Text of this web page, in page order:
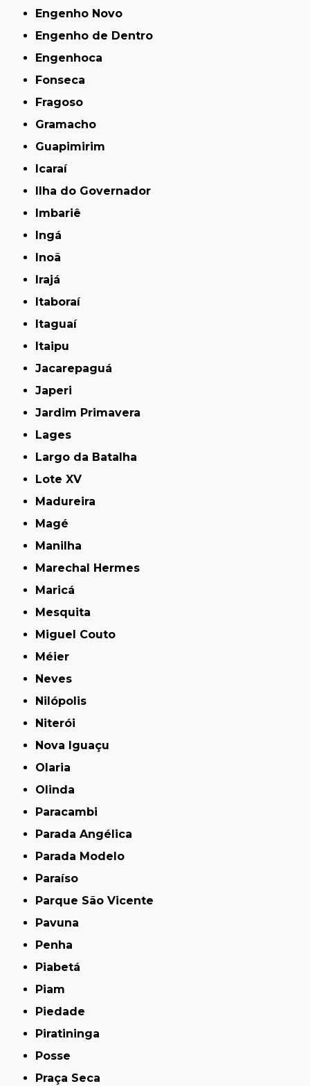
Engenho Novo
Engenho de Dentro
Engenhoca
Fonseca
Fragoso
Gramacho
Guapimirim
Icaraí
Ilha do Governador
Imbariê
Ingá
Inoã
Irajá
Itaboraí
Itaguaí
Itaipu
Jacarepaguá
Japeri
Jardim Primavera
Lages
Largo da Batalha
Lote XV
Madureira
Magé
Manilha
Marechal Hermes
Maricá
Mesquita
Miguel Couto
Méier
Neves
Nilópolis
Niterói
Nova Iguaçu
Olaria
Olinda
Paracambi
Parada Angélica
Parada Modelo
Paraíso
Parque São Vicente
Pavuna
Penha
Piabetá
Piam
Piedade
Piratininga
Posse
Praça Seca